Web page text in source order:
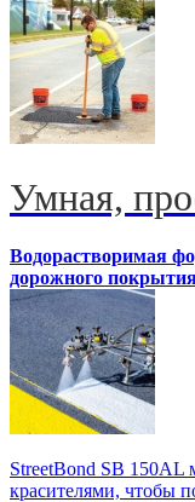
Умная,
Водорастворимая
дорожного
StreetBond SB 150AL
красителями, чтобы